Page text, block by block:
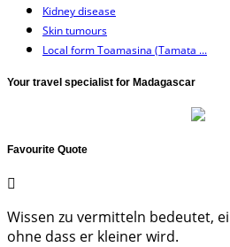
Kidney disease
Skin tumours
Local form Toamasina (Tamata ...
Your travel specialist for Madagascar
Favourite Quote
Wissen zu vermitteln bedeutet,
ohne dass er kleiner wird.